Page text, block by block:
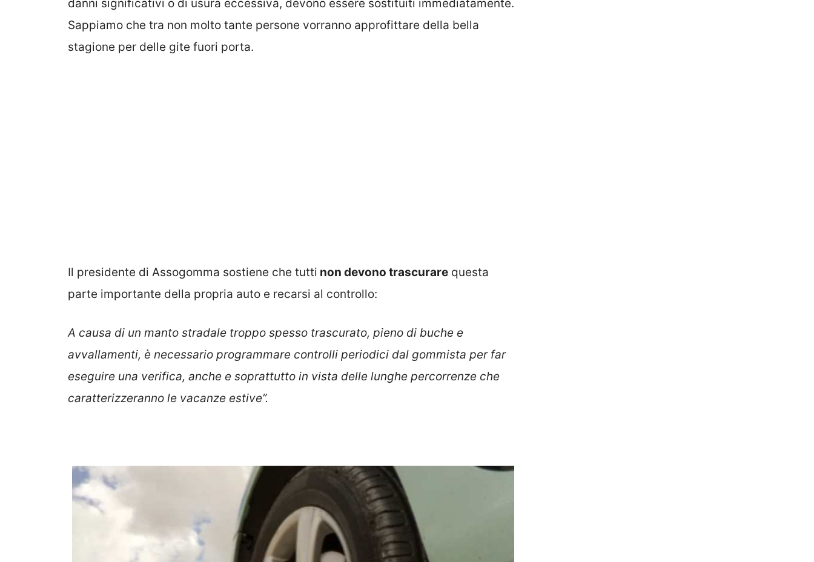
danni significativi o di usura eccessiva, devono essere sostituiti immediatamente.
Sappiamo che tra non molto tante persone vorranno approfittare della bella
stagione per delle gite fuori porta.
Il presidente di Assogomma sostiene che tutti non devono trascurare questa
parte importante della propria auto e recarsi al controllo:
A causa di un manto stradale troppo spesso trascurato, pieno di buche e
avvallamenti, è necessario programmare controlli periodici dal gommista per far
eseguire una verifica, anche e soprattutto in vista delle lunghe percorrenze che
caratterizzeranno le vacanze estive”.